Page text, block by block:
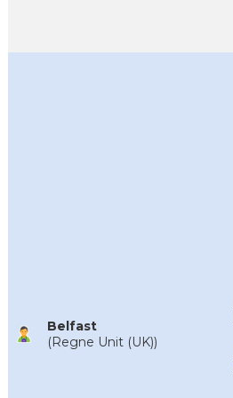
Belfast
(Regne Unit (UK))